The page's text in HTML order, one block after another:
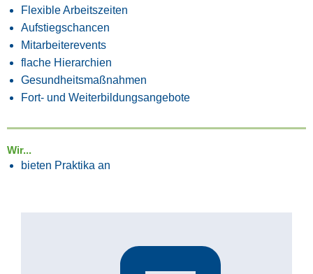
Flexible Arbeitszeiten
Aufstiegschancen
Mitarbeiterevents
flache Hierarchien
Gesundheitsmaßnahmen
Fort- und Weiterbildungsangebote
Wir...
bieten Praktika an